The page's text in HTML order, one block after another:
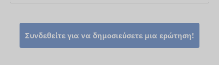
Συνδεθείτε για να δημοσιεύσετε μια ερώτηση!